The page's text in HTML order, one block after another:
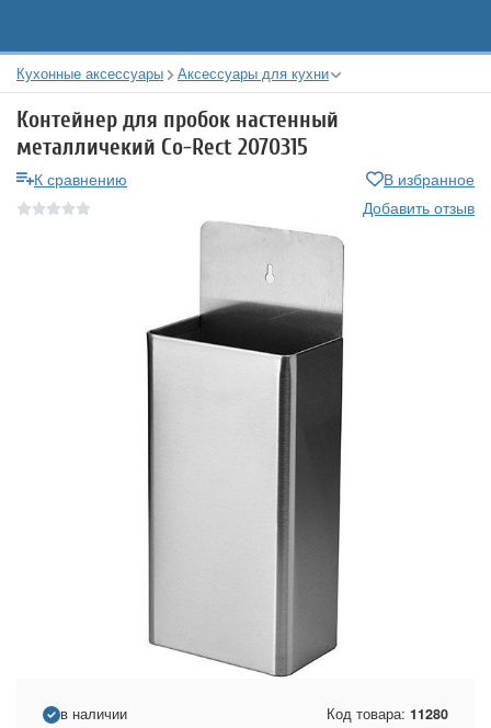
Кухонные аксессуары Аксессуары для кухни
Контейнер для пробок настенный
металличекий Co-Rect 2070315
К сравнению
В избранное
Добавить отзыв
в наличии Код товара: 11280